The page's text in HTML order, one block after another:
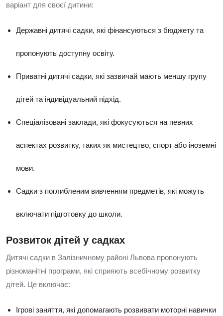
варіант для своєї дитини:
Державні дитячі садки, які фінансуються з бюджету та
пропонують доступну освіту.
Приватні дитячі садки, які зазвичай мають меншу групу
дітей та індивідуальний підхід.
Спеціалізовані заклади, які фокусуються на певних
аспектах розвитку, таких як мистецтво, спорт або іноземні
мови.
Садки з поглибленим вивченням предметів, які можуть
включати підготовку до школи.
Розвиток дітей у садках
Дитячі садки в Залізничному районі Львова пропонують
різноманітні програми, які сприяють всебічному розвитку
дітей. Це включає:
Ігрові заняття, які допомагають розвивати моторні навички